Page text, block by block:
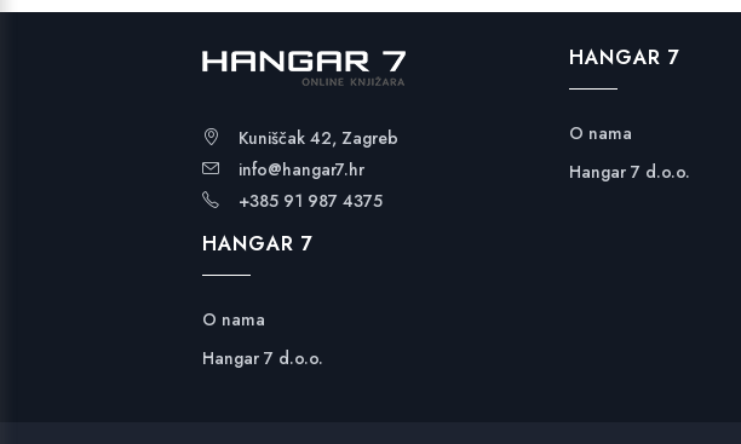
Kuniščak 42, Zagreb
info@hangar7.hr
+385 91 987 4375
HANGAR 7
O nama
Hangar 7 d.o.o.
HANGAR 7
O nama
Hangar 7 d.o.o.